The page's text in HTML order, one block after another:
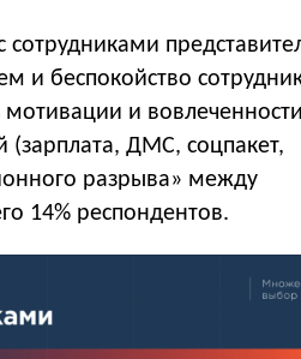
и беспокойство
и вовлеченности
ДМС, соцпакет,
разрыва» между
14% респондентов.